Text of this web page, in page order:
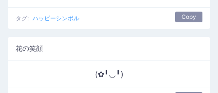
タグ: ハッピーシンボル Copy
花の笑顔
(✿╹◡╹)